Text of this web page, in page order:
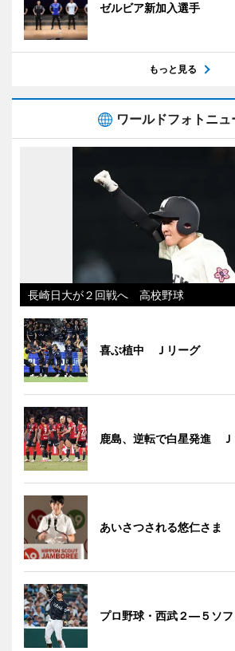
ゼルビア新加入選手
もっと見る
ワールドフォトニュ
長崎日大が２回戦へ 高校野球
喜ぶ植中 Ｊリーグ
鹿島、逆転で白星発進 Ｊ
あいさつされる悠仁さま
プロ野球・西武２―５ソフ